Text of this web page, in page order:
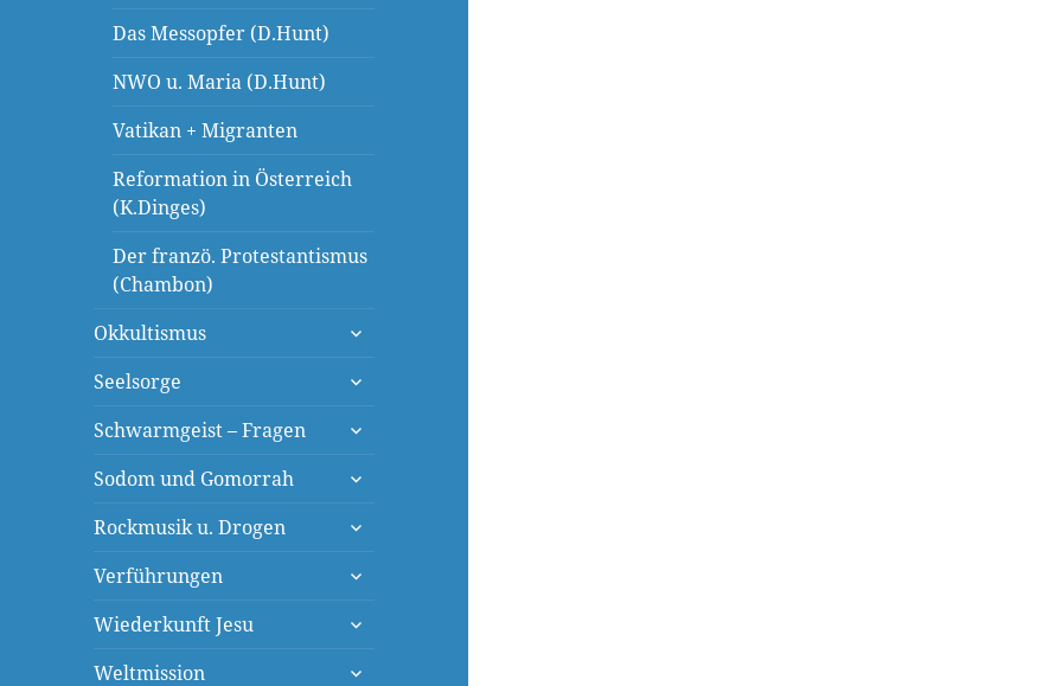
Das Messopfer (D.Hunt)
NWO u. Maria (D.Hunt)
Vatikan + Migranten
Reformation in Österreich
(K.Dinges)
Der franzö. Protestantismus
(Chambon)
Okkultismus
untermenü
Seelsorge
untermenü
Schwarmgeist – Fragen
untermenü
Sodom und Gomorrah
untermenü
Rockmusik u. Drogen
untermenü
Verführungen
untermenü
Wiederkunft Jesu
untermenü
Weltmission
untermenü